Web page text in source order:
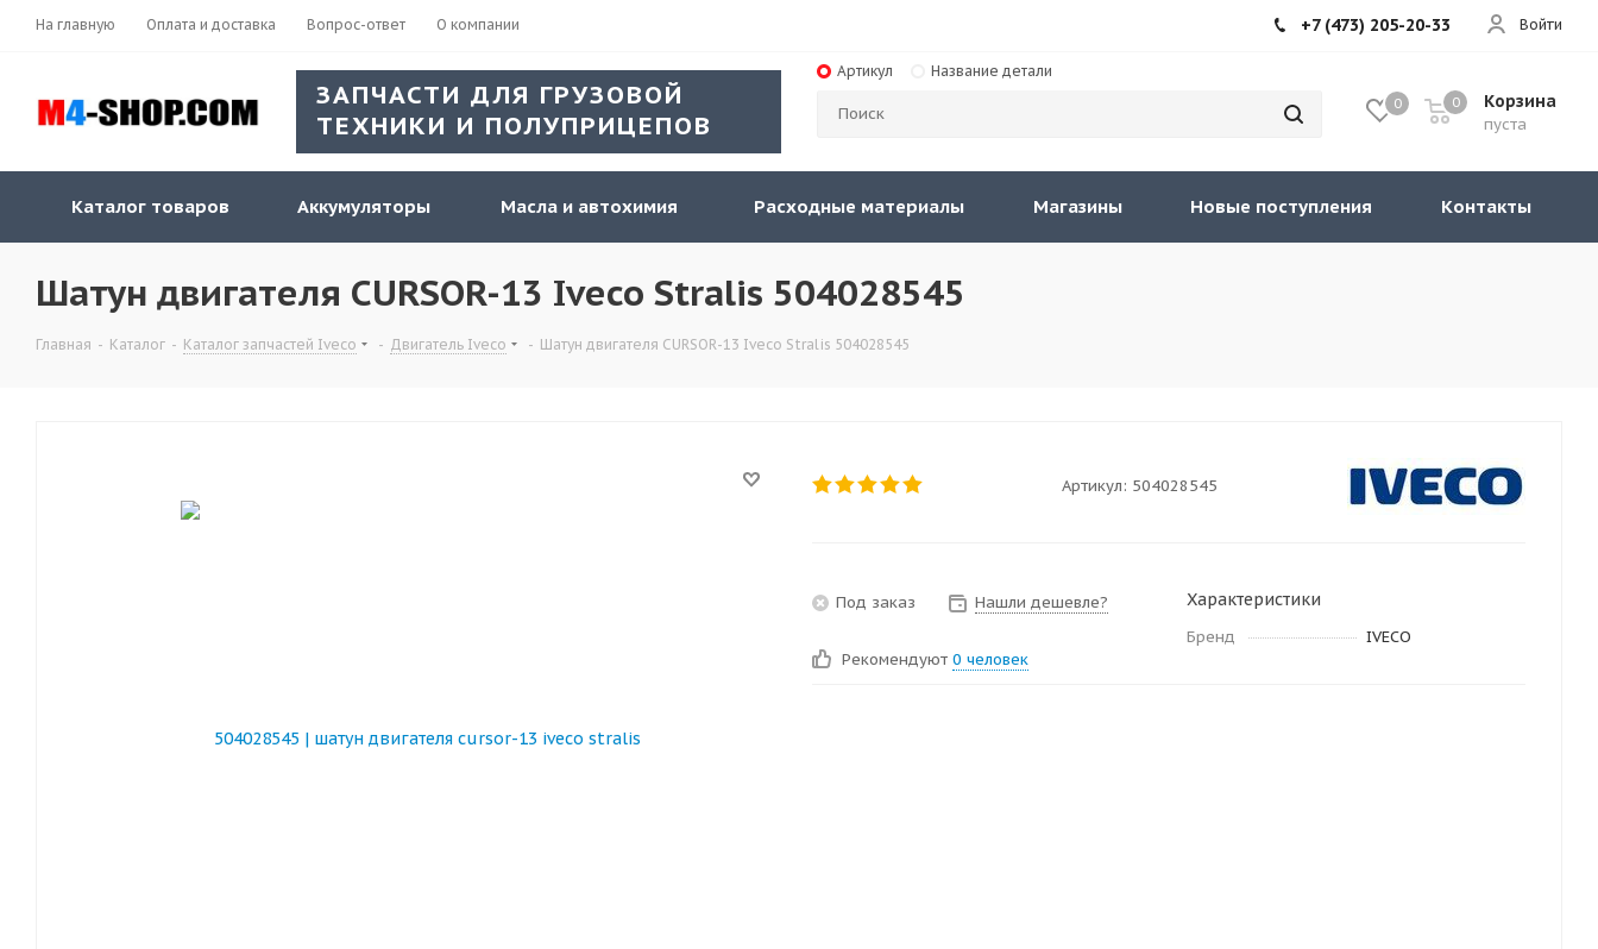
На главную Оплата и доставка Вопрос-ответ О компании Войти
+7 (473) 205-20-33
ЗАПЧАСТИ ДЛЯ ГРУЗОВОЙ
ТЕХНИКИ И ПОЛУПРИЦЕПОВ
Артикул Название детали
0 Корзина
пуста
0
Каталог товаров Аккумуляторы Масла и автохимия Расходные материалы Магазины Новые поступления Контакты
Шатун двигателя CURSOR-13 Iveco Stralis 504028545
Главная - Каталог - Каталог запчастей Iveco - Двигатель Iveco - Шатун двигателя CURSOR-13 Iveco Stralis 504028545
Артикул: 504028545
Под заказ Нашли дешевле?
Рекомендуют 0 человек
Характеристики
Бренд IVECO